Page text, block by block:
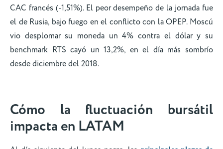
CAC francés (-1,51%). El peor desempeño de la jornada fue
el de Rusia, bajo fuego en el conflicto con la OPEP. Moscú
vio desplomar su moneda un 4% contra el dólar y su
benchmark RTS cayó un 13,2%, en el día más sombrío
desde diciembre del 2018.
Cómo la fluctuación bursátil
impacta en LATAM